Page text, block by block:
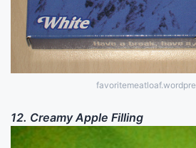
12. Creamy Apple Filling